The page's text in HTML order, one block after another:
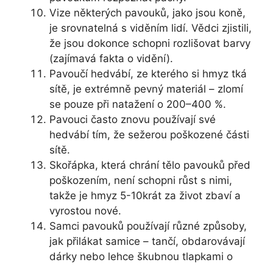
Vize některých pavouků, jako jsou koně,
je srovnatelná s viděním lidí. Vědci zjistili,
že jsou dokonce schopni rozlišovat barvy
(zajímavá fakta o vidění).
Pavoučí hedvábí, ze kterého si hmyz tká
sítě, je extrémně pevný materiál – zlomí
se pouze při natažení o 200–400 %.
Pavouci často znovu používají své
hedvábí tím, že sežerou poškozené části
sítě.
Skořápka, která chrání tělo pavouků před
poškozením, není schopni růst s nimi,
takže je hmyz 5-10krát za život zbaví a
vyrostou nové.
Samci pavouků používají různé způsoby,
jak přilákat samice – tančí, obdarovávají
dárky nebo lehce škubnou tlapkami o